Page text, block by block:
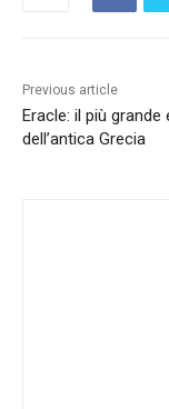
Previous article
Eracle: il più grande
dell’antica Grecia